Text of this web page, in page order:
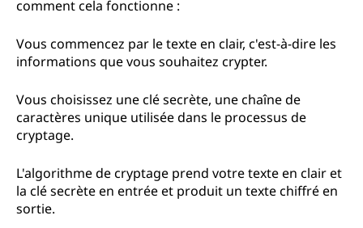
comment cela fonctionne :
Vous commencez par le texte en clair, c'est-à-dire les
informations que vous souhaitez crypter.
Vous choisissez une clé secrète, une chaîne de
caractères unique utilisée dans le processus de
cryptage.
L'algorithme de cryptage prend votre texte en clair et
la clé secrète en entrée et produit un texte chiffré en
sortie.